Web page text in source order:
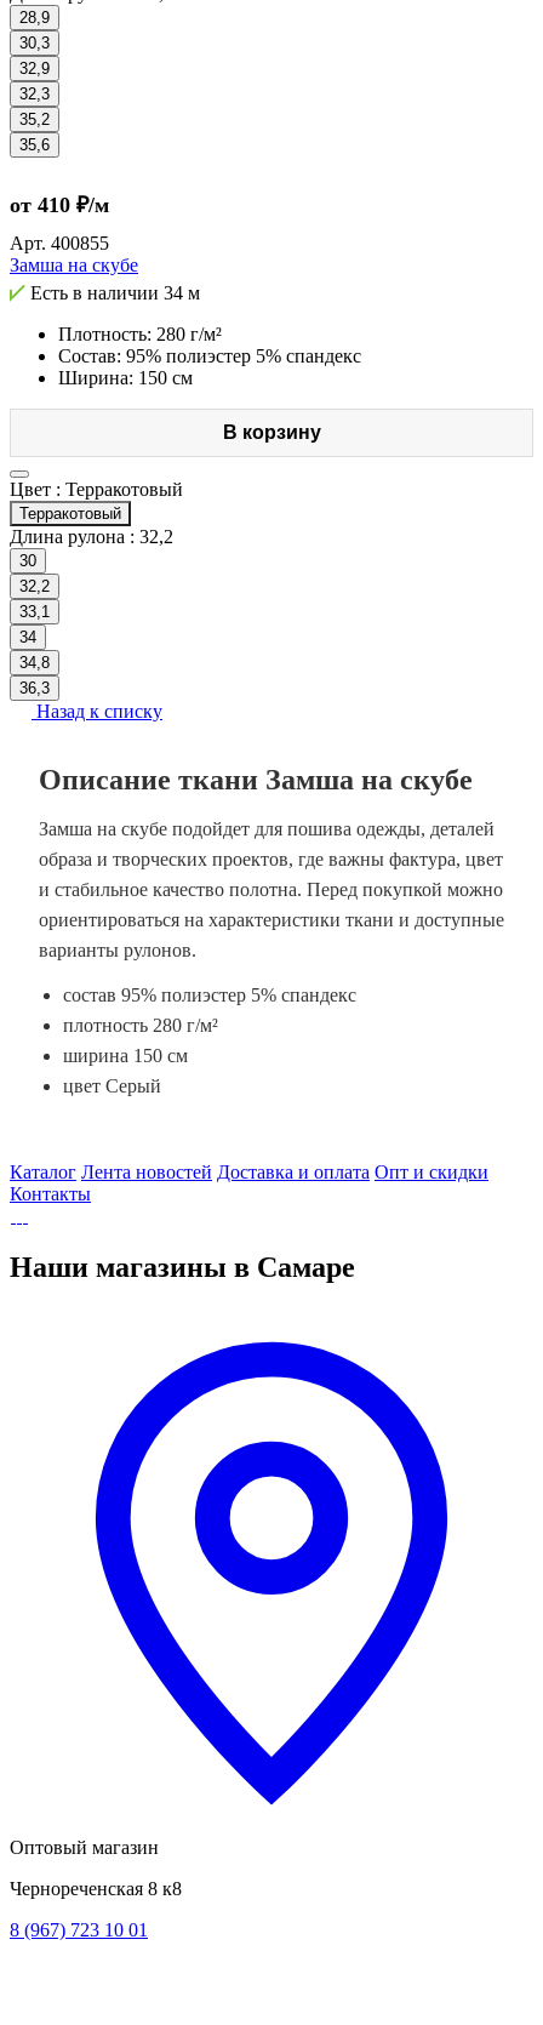
28,9
30,3
32,9
32,3
35,2
35,6
от 410 ₽/м
Арт. 400855
Замша на скубе
Есть в наличии 34 м
Плотность: 280 г/м²
Состав: 95% полиэстер 5% спандекс
Ширина: 150 см
В корзину
Цвет : Терракотовый
Терракотовый
Длина рулона : 32,2
30
32,2
33,1
34
34,8
36,3
Назад к списку
Описание ткани Замша на скубе
Замша на скубе подойдет для пошива одежды, деталей
образа и творческих проектов, где важны фактура, цвет
и стабильное качество полотна. Перед покупкой можно
ориентироваться на характеристики ткани и доступные
варианты рулонов.
состав 95% полиэстер 5% спандекс
плотность 280 г/м²
ширина 150 см
цвет Серый
Каталог Лента новостей Доставка и оплата Опт и скидки
Контакты
Наши магазины в Самаре
Оптовый магазин
Чернореченская 8 к8
8 (967) 723 10 01